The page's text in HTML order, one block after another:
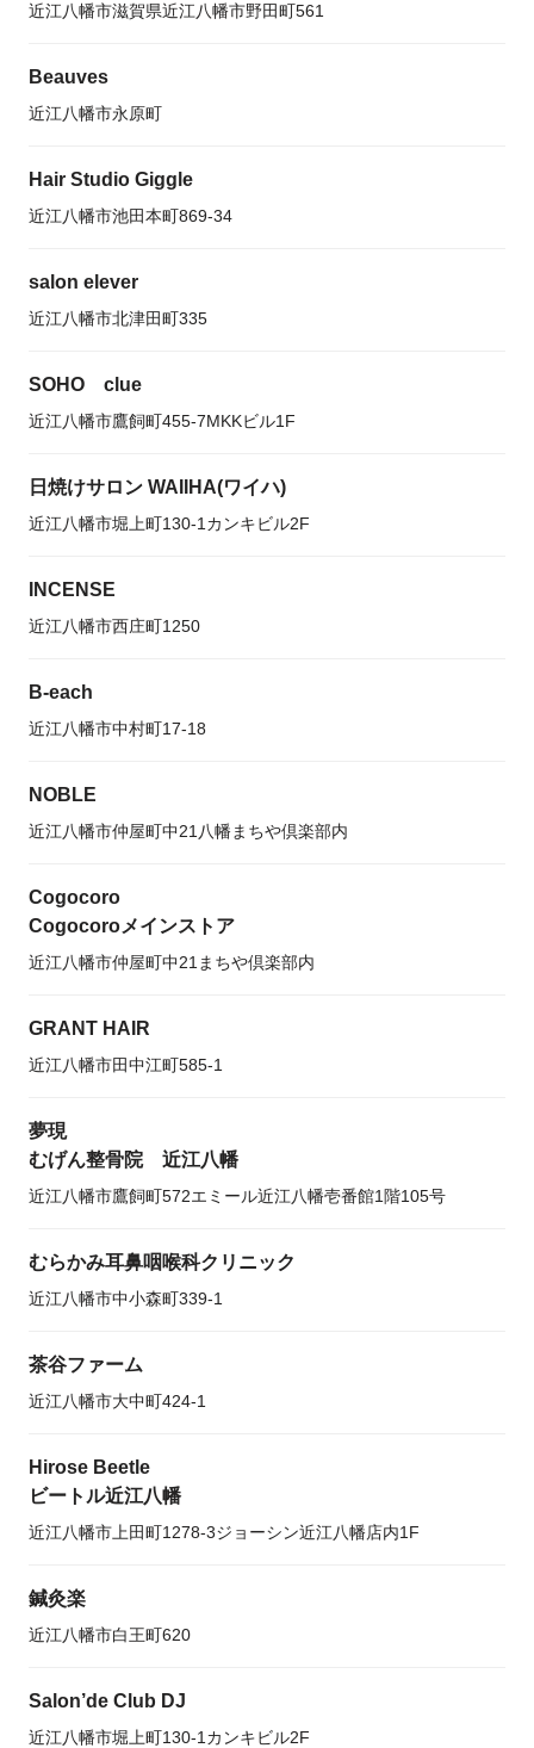
近江八幡市滋賀県近江八幡市野田町561
Beauves
近江八幡市永原町
Hair Studio Giggle
近江八幡市池田本町869-34
salon elever
近江八幡市北津田町335
SOHO clue
近江八幡市鷹飼町455-7MKKビル1F
日焼けサロン WAIIHA(ワイハ)
近江八幡市堀上町130-1カンキビル2F
INCENSE
近江八幡市西庄町1250
B-each
近江八幡市中村町17-18
NOBLE
近江八幡市仲屋町中21八幡まちや倶楽部内
Cogocoro
Cogocoroメインストア
近江八幡市仲屋町中21まちや倶楽部内
GRANT HAIR
近江八幡市田中江町585-1
夢現
むげん整骨院 近江八幡
近江八幡市鷹飼町572エミール近江八幡壱番館1階105号
むらかみ耳鼻咽喉科クリニック
近江八幡市中小森町339-1
茶谷ファーム
近江八幡市大中町424-1
Hirose Beetle
ビートル近江八幡
近江八幡市上田町1278-3ジョーシン近江八幡店内1F
鍼灸楽
近江八幡市白王町620
Salon’de Club DJ
近江八幡市堀上町130-1カンキビル2F